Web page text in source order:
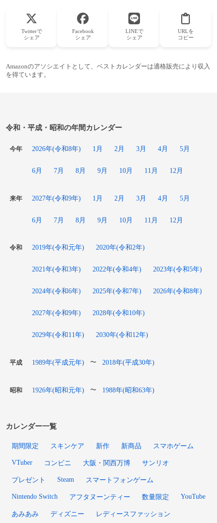
Twitterで
シェア
Facebook
シェア
LINEで
シェア
URLを
コピー
Amazonのアソシエイトとして、ベストカレンダーは適格販売により収入
を得ています。
令和・平成・昭和の年間カレンダー
今年 2026年(令和8年) 1月 2月 3月 4月 5月
6月 7月 8月 9月 10月 11月 12月
来年 2027年(令和9年) 1月 2月 3月 4月 5月
6月 7月 8月 9月 10月 11月 12月
令和 2019年(令和元年) 2020年(令和2年)
2021年(令和3年) 2022年(令和4年) 2023年(令和5年)
2024年(令和6年) 2025年(令和7年) 2026年(令和8年)
2027年(令和9年) 2028年(令和10年)
2029年(令和11年) 2030年(令和12年)
平成 1989年(平成元年) 〜 2018年(平成30年)
昭和 1926年(昭和元年) 〜 1988年(昭和63年)
カレンダー一覧
期間限定 スキンケア 新作 新商品 スマホゲーム
VTuber コンビニ 大阪・関西万博 サンリオ
プレゼント Steam スマートフォンゲーム
Nintendo Switch アフタヌーンティー 数量限定 YouTube
あみあみ ディズニー レディースファッション